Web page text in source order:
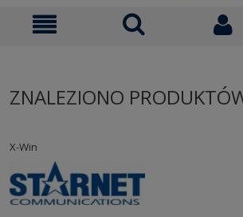
ZNALEZIONO
X-Win